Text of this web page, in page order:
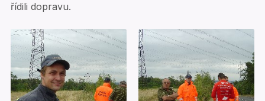
řídili dopravu.